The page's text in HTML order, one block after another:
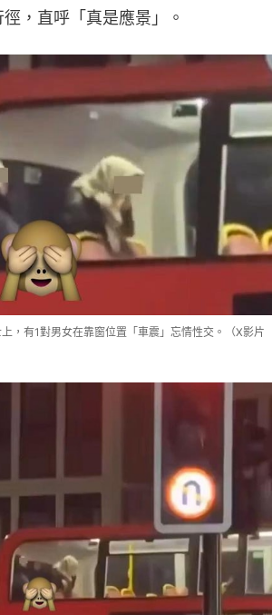
徑，直呼「真是應景」。
，有1對男女在靠窗位置「車震」忘情性交。（X影片